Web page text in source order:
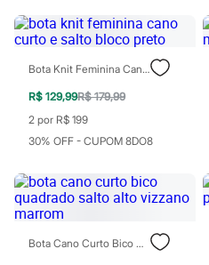
1 a 5 anos
4 a 12 anos
Roupas menino
1 a 5 anos
4 a 12 anos
10 a 16 anos
Acessórios
Bolsas e Mochilas
Chapéus
Calçados
Chinelos
Bota Knit Feminina Cano Curto E Salto Bloco Preto
R$ 129,99R$ 179,99
2 por R$ 199
30% OFF - CUPOM 8DO8
Bota Cano Curto Bico Quadrado Salto Alto Vizzano Marrom